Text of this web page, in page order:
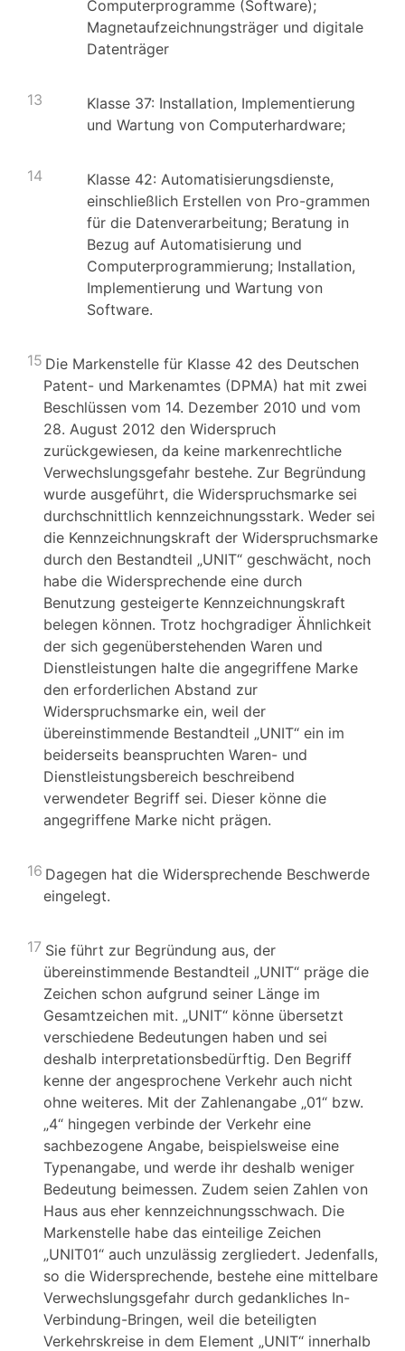
Computerprogramme (Software);
Magnetaufzeichnungsträger und digitale
Datenträger
13
Klasse 37: Installation, Implementierung
und Wartung von Computerhardware;
14
Klasse 42: Automatisierungsdienste,
einschließlich Erstellen von Pro-grammen
für die Datenverarbeitung; Beratung in
Bezug auf Automatisierung und
Computerprogrammierung; Installation,
Implementierung und Wartung von
Software.
15 Die Markenstelle für Klasse 42 des Deutschen
Patent- und Markenamtes (DPMA) hat mit zwei
Beschlüssen vom 14. Dezember 2010 und vom
28. August 2012 den Widerspruch
zurückgewiesen, da keine markenrechtliche
Verwechslungsgefahr bestehe. Zur Begründung
wurde ausgeführt, die Widerspruchsmarke sei
durchschnittlich kennzeichnungsstark. Weder sei
die Kennzeichnungskraft der Widerspruchsmarke
durch den Bestandteil „UNIT“ geschwächt, noch
habe die Widersprechende eine durch
Benutzung gesteigerte Kennzeichnungskraft
belegen können. Trotz hochgradiger Ähnlichkeit
der sich gegenüberstehenden Waren und
Dienstleistungen halte die angegriffene Marke
den erforderlichen Abstand zur
Widerspruchsmarke ein, weil der
übereinstimmende Bestandteil „UNIT“ ein im
beiderseits beanspruchten Waren- und
Dienstleistungsbereich beschreibend
verwendeter Begriff sei. Dieser könne die
angegriffene Marke nicht prägen.
16 Dagegen hat die Widersprechende Beschwerde
eingelegt.
17 Sie führt zur Begründung aus, der
übereinstimmende Bestandteil „UNIT“ präge die
Zeichen schon aufgrund seiner Länge im
Gesamtzeichen mit. „UNIT“ könne übersetzt
verschiedene Bedeutungen haben und sei
deshalb interpretationsbedürftig. Den Begriff
kenne der angesprochene Verkehr auch nicht
ohne weiteres. Mit der Zahlenangabe „01“ bzw.
„4“ hingegen verbinde der Verkehr eine
sachbezogene Angabe, beispielsweise eine
Typenangabe, und werde ihr deshalb weniger
Bedeutung beimessen. Zudem seien Zahlen von
Haus aus eher kennzeichnungsschwach. Die
Markenstelle habe das einteilige Zeichen
„UNIT01“ auch unzulässig zergliedert. Jedenfalls,
so die Widersprechende, bestehe eine mittelbare
Verwechslungsgefahr durch gedankliches In-
Verbindung-Bringen, weil die beteiligten
Verkehrskreise in dem Element „UNIT“ innerhalb